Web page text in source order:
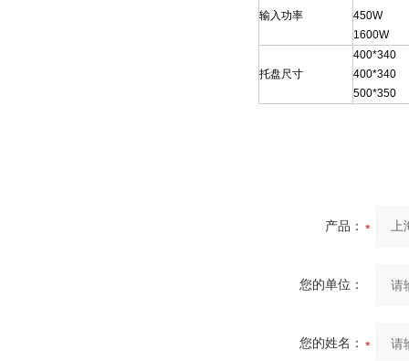
输入功率
450W
1600W
托盘尺寸
400*340
400*340
500*350
产品：
您的单位：
您的姓名：